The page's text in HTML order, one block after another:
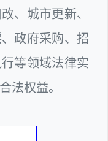
、城市更新、
政府采购、招
等领域法律实
法权益。